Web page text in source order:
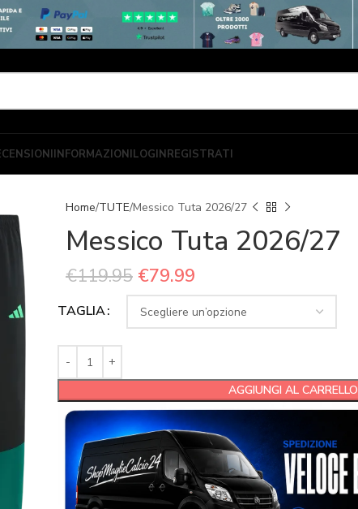
INFORMAZIONILOGINREGISTRATI
Home TUTE Messico Tuta 2026/27
Messico Tuta 2026/27
€119.95 €79.99
TAGLIA
AGGIUNGI AL CARRELLO